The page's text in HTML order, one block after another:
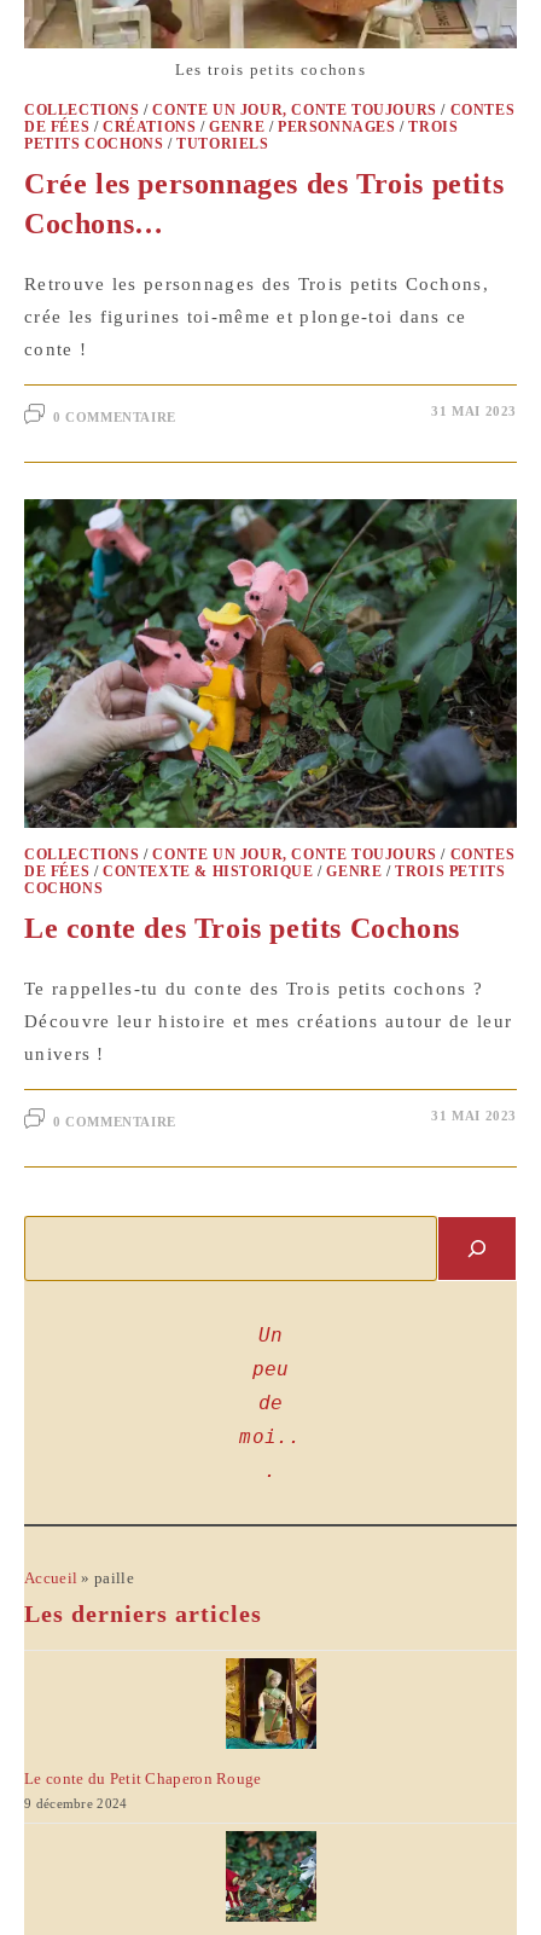
Les trois petits cochons
COLLECTIONS /CONTE UN JOUR, CONTE TOUJOURS / CONTES
DE FÉES /CRÉATIONS /GENRE /PERSONNAGES /TROIS
PETITS COCHONS /TUTORIELS
Crée les personnages des Trois petits
Cochons…
Retrouve les personnages des Trois petits Cochons,
crée les figurines toi-même et plonge-toi dans ce
conte !
0 COMMENTAIRE 31 MAI 2023
COLLECTIONS /CONTE UN JOUR, CONTE TOUJOURS / CONTES
DE FÉES /CONTEXTE & HISTORIQUE /GENRE /TROIS PETITS
COCHONS
Le conte des Trois petits Cochons
Te rappelles-tu du conte des Trois petits cochons ?
Découvre leur histoire et mes créations autour de leur
univers !
0 COMMENTAIRE 31 MAI 2023
Un
peu
de
moi..
.
Accueil »paille
Les derniers articles
Le conte du Petit Chaperon Rouge
9 décembre 2024